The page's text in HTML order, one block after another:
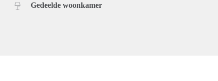
Gedeelde woonkamer